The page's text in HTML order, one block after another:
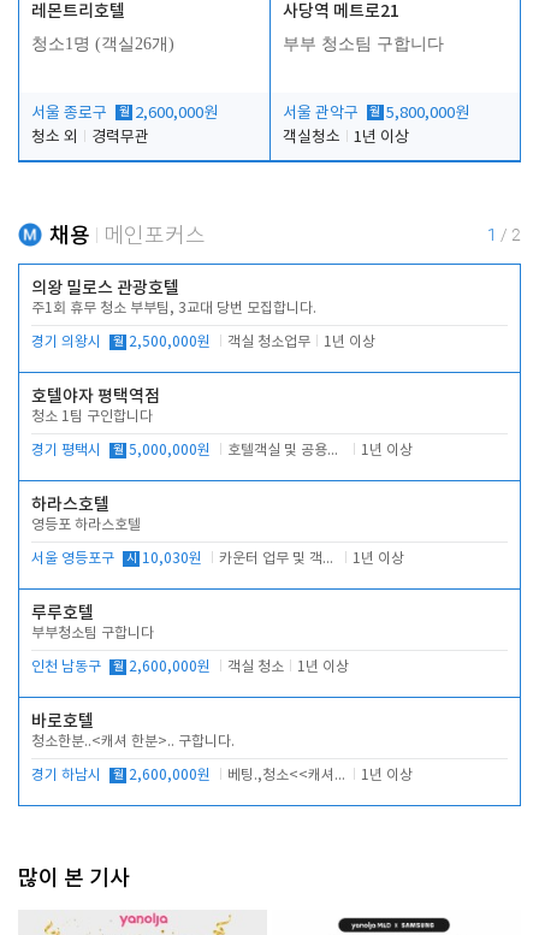
레몬트리호텔
청소1명 (객실26개)
서울 종로구 월 2,600,000원
청소 외
경력무관
사당역 메트로21
부부 청소팀 구합니다
서울 관악구 월 5,800,000원
객실청소
1년 이상
채용 메인포커스 1 / 2
의왕 밀로스 관광호텔
주1회 휴무 청소 부부팀, 3교대 당번 모집합니다.
경기 의왕시 월 2,500,000원 객실 청소업무 1년 이상
호텔야자 평택역점
청소 1팀 구인합니다
경기 평택시 월 5,000,000원 호텔객실 및 공용시설 청소 관리 1년 이상
하라스호텔
영등포 하라스호텔
서울 영등포구 시 10,030원 카운터 업무 및 객실관리(청소상태 확인, 객실판매) 1년 이상
루루호텔
부부청소팀 구합니다
인천 남동구 월 2,600,000원 객실 청소 1년 이상
바로호텔
청소한분..<캐셔 한분>.. 구합니다.
경기 하남시 월 2,600,000원 베팅.,청소<<캐셔 모셔봅니다. 1년 이상
많이 본 기사